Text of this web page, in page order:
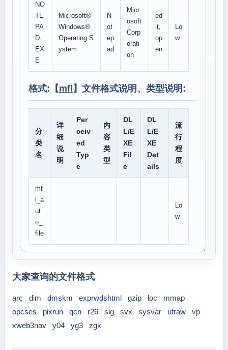
NO
TE
PA
D.
EX
E
Microsoft®
Windows®
Operating S
ystem
N
ot
ep
ad
Micr
osoft
Corp
orati
on
ed
it,
op
en
Lo
w
格式:【mfl 】文件格式说明、类型说明:
分
类
名
详
细
说
明
Per
ceiv
ed
Typ
e
内
容
类
型
DL
L/E
XE
Fil
e
DL
L/E
XE
Det
ails
流
行
程
度
mf
l_a
ut
o_
file
Lo
w
大家查询的文件格式
arc dim dmskm exprwdshtml gzip loc
mmap
opcses
pixrun qcn r26 sig svx sysvar ufraw
vp
xweb3nav
y04 yg3 zgk